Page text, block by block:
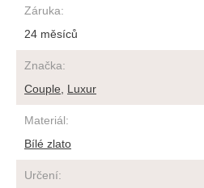
Záruka:
24 měsíců
Značka:
Couple
Luxur
Materiál:
Bílé zlato
Určení: